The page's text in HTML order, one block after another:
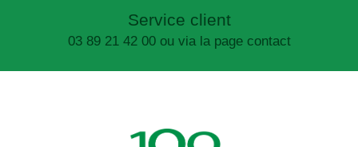
Service client
03 89 21 42 00 ou via la page contact